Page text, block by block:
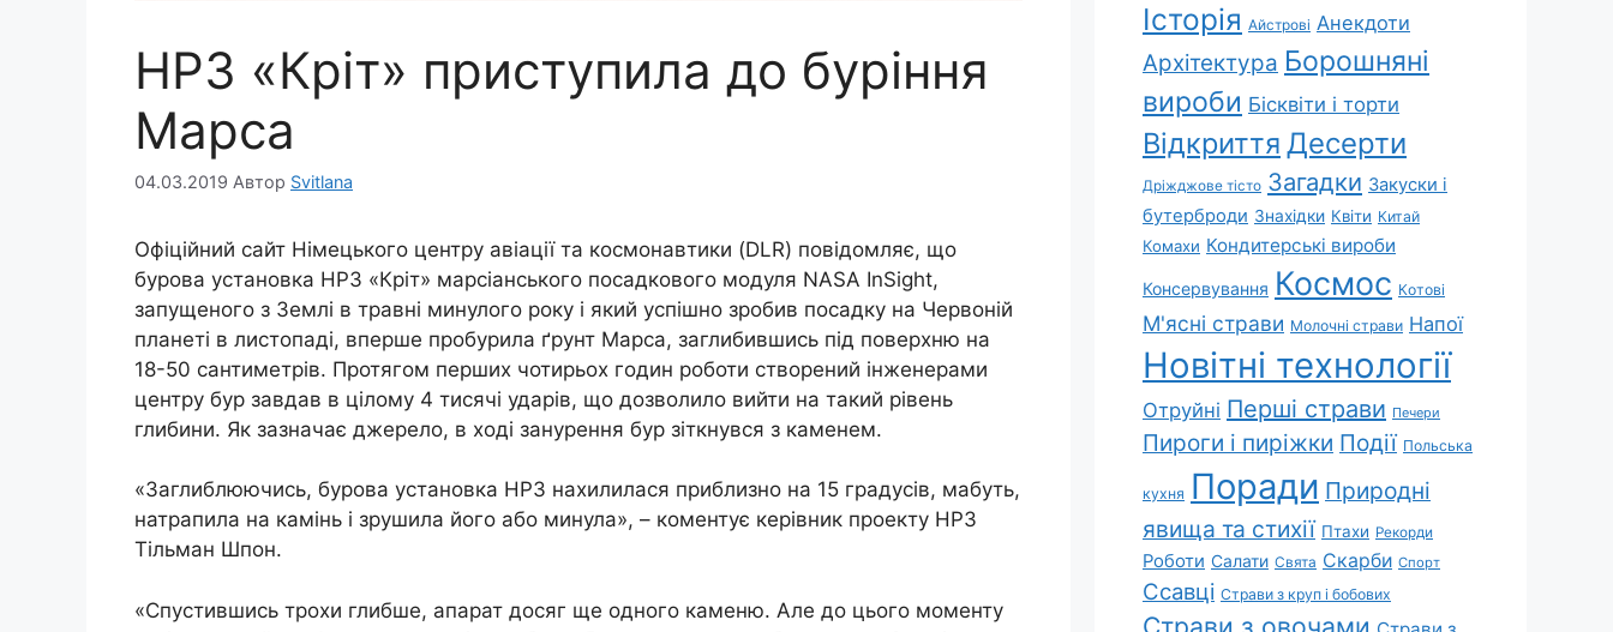
HP3 «Кріт» приступила до буріння
Марса
04.03.2019 Автор Svitlana
Офіційний сайт Німецького центру авіації та космонавтики (DLR) повідомляє, що
бурова установка HP3 «Кріт» марсіанського посадкового модуля NASA InSight,
запущеного з Землі в травні минулого року і який успішно зробив посадку на Червоній
планеті в листопаді, вперше пробурила ґрунт Марса, заглибившись під поверхню на
18-50 сантиметрів. Протягом перших чотирьох годин роботи створений інженерами
центру бур завдав в цілому 4 тисячі ударів, що дозволило вийти на такий рівень
глибини. Як зазначає джерело, в ході занурення бур зіткнувся з каменем.
«Заглиблюючись, бурова установка HP3 нахилилася приблизно на 15 градусів, мабуть,
натрапила на камінь і зрушила його або минула», – коментує керівник проекту HP3
Тільман Шпон.
«Спустившись трохи глибше, апарат досяг ще одного каменю. Але до цього моменту
Історія Айстрові Анекдоти
Архітектура Борошняні
вироби Бісквіти і торти
Відкриття Десерти
Дріжджове тісто Загадки Закуски і
бутерброди Знахідки Квіти Китай
Комахи Кондитерські вироби
Консервування Космос Котові
М'ясні страви Молочні страви Напої
Новітні технології
Отруйні Перші страви Печери
Пироги і пиріжки Події Польська
кухня Поради Природні
явища та стихії Птахи Рекорди
Роботи Салати Свята Скарби Спорт
Ссавці Страви з круп і бобових